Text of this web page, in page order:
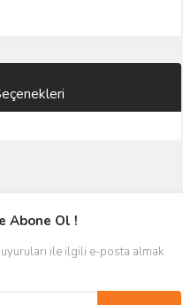
Abone Ol !
ile ilgili e-posta almak